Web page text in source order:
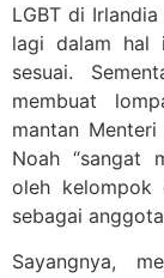
LGBT di
lagi dalam hal
sesuai.
membuat
mantan
Noah “sangat
oleh kelompok
sebagai
Sayangnya,